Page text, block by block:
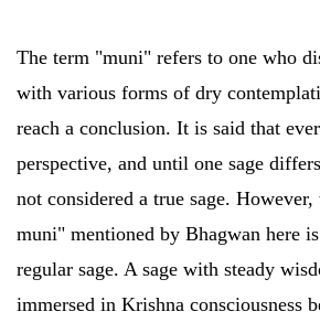
The term "muni" refers to one who
with various forms of dry
reach a conclusion. It is said that
perspective, and until one sage
not considered a true sage.
muni" mentioned by Bhagwan here
regular sage. A sage with steady
immersed in Krishna consciousness